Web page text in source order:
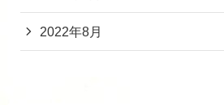
2022年8月